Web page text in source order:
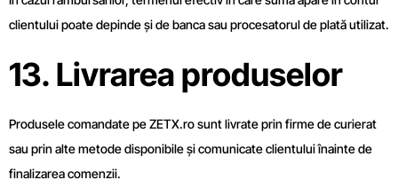
clientului poate depinde și de banca sau procesatorul de plată utilizat.
13. Livrarea produselor
Produsele comandate pe ZETX.ro sunt livrate prin firme de curierat
sau prin alte metode disponibile și comunicate clientului înainte de
finalizarea comenzii.